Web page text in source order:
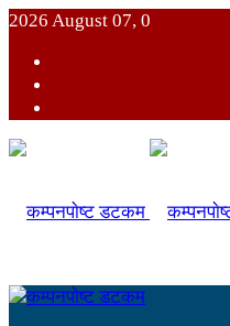
2026 August 07, 0